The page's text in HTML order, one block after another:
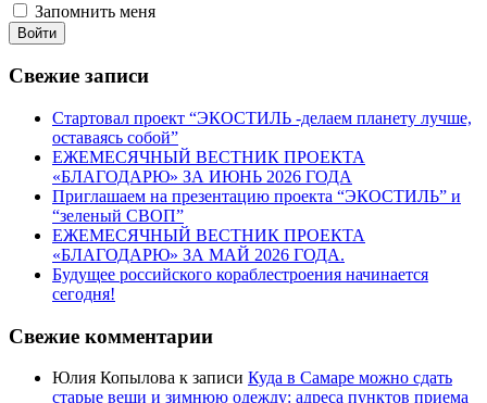
Запомнить меня
Войти
Свежие записи
Стартовал проект “ЭКОСТИЛЬ -делаем планету лучше,
оставаясь собой”
ЕЖЕМЕСЯЧНЫЙ ВЕСТНИК ПРОЕКТА
«БЛАГОДАРЮ» ЗА ИЮНЬ 2026 ГОДА
Приглашаем на презентацию проекта “ЭКОСТИЛЬ” и
“зеленый СВОП”
ЕЖЕМЕСЯЧНЫЙ ВЕСТНИК ПРОЕКТА
«БЛАГОДАРЮ» ЗА МАЙ 2026 ГОДА.
Будущее российского кораблестроения начинается
сегодня!
Свежие комментарии
Юлия Копылова к записи Куда в Самаре можно сдать
старые вещи и зимнюю одежду: адреса пунктов приема